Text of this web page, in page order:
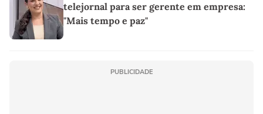
telejornal para ser gerente em empresa:
"Mais tempo e paz"
PUBLICIDADE